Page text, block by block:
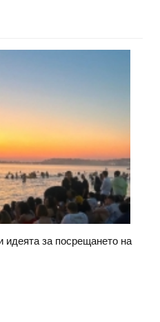
идеята за посрещането на